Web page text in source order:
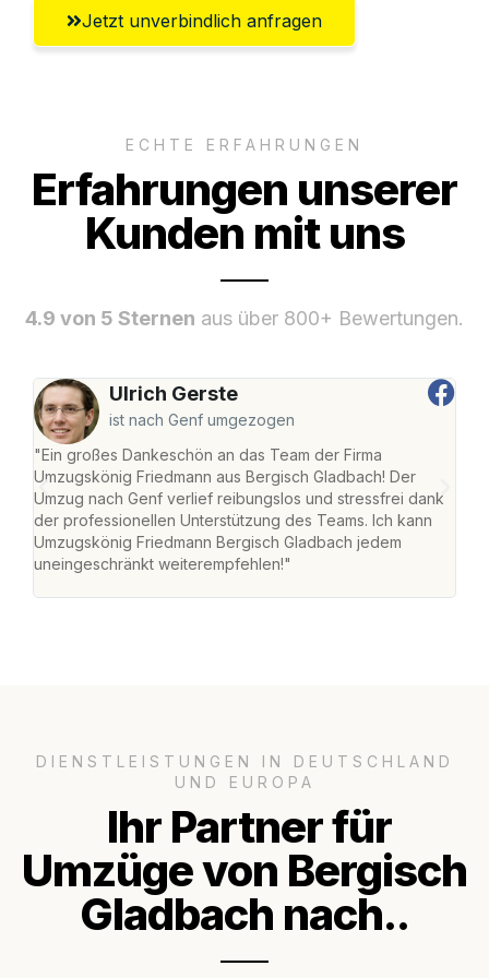
Jetzt unverbindlich anfragen
ECHTE ERFAHRUNGEN
Erfahrungen unserer
Kunden mit uns
4.9 von 5 Sternen aus über 800+ Bewertungen.
Ulrich Gerste
ist nach Genf umgezogen
"Ein großes Dankeschön an das Team der Firma
Umzugskönig Friedmann aus Bergisch Gladbach! Der
Umzug nach Genf verlief reibungslos und stressfrei dank
der professionellen Unterstützung des Teams. Ich kann
Umzugskönig Friedmann Bergisch Gladbach jedem
uneingeschränkt weiterempfehlen!"
DIENSTLEISTUNGEN IN DEUTSCHLAND
UND EUROPA
Ihr Partner für
Umzüge von Bergisch
Gladbach nach..